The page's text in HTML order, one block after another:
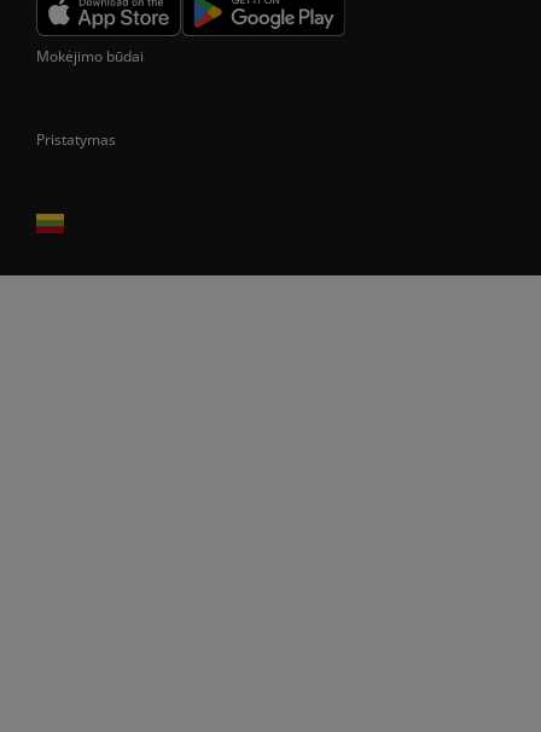
Mokėjimo būdai
Pristatymas